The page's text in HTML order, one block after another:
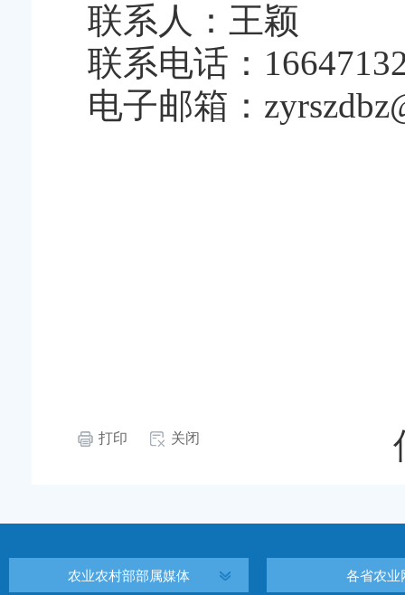
联系人：王颖
联系电话：
电子邮箱：
打印 关闭
农业农村部部属媒体 各省农业